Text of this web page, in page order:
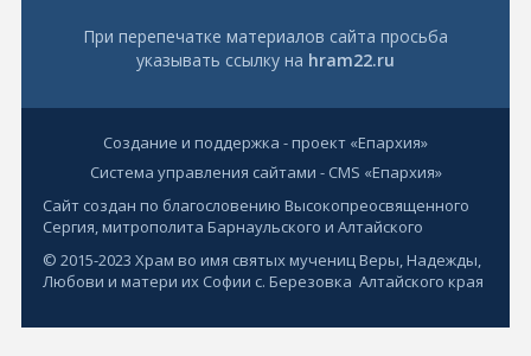
При перепечатке материалов сайта просьба
указывать ссылку на hram22.ru
Создание и поддержка - проект «Епархия»
Система управления сайтами - CMS «Епархия»
Сайт создан по благословению Высокопреосвященного
Сергия, митрополита Барнаульского и Алтайского
© 2015-2023 Храм во имя святых мучениц Веры, Надежды,
Любови и матери их Софии с. Березовка Алтайского края